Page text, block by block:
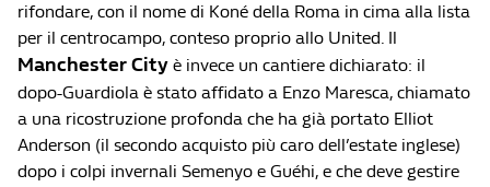
rifondare, con il nome di Koné della Roma in cima alla lista
per il centrocampo, conteso proprio allo United. Il
Manchester City è invece un cantiere dichiarato: il
dopo-Guardiola è stato affidato a Enzo Maresca, chiamato
a una ricostruzione profonda che ha già portato Elliot
Anderson (il secondo acquisto più caro dell’estate inglese)
dopo i colpi invernali Semenyo e Guéhi, e che deve gestire